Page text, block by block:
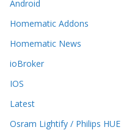
e
p
t
o
n
n
k
Android
Homematic Addons
Homematic News
ioBroker
IOS
Latest
Osram Lightify / Philips HUE